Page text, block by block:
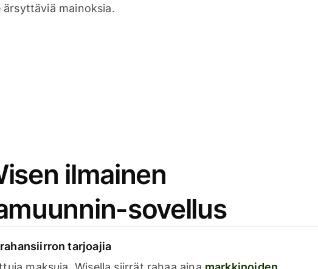
ärsyttäviä mainoksia.
ilmainen
sovellus
tarjoajia